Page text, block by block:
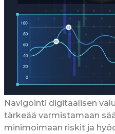
Navigointi digitaalisen
tärkeää varmistamaan
minimoimaan riskit ja